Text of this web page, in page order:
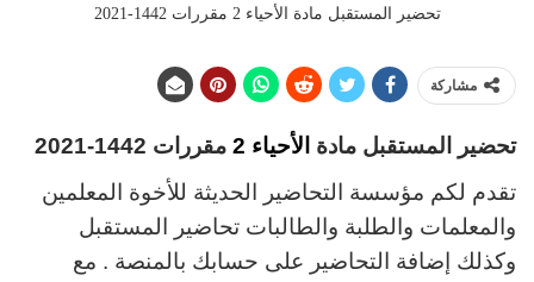
تحضير المستقبل مادة الأحياء 2 مقررات 1442-2021
مشاركة
تحضير المستقبل مادة الأحياء 2
مقررات 1442-2021
تقدم لكم مؤسسة التحاضير الحديثة للأخوة المعلمين
والمعلمات والطلبة والطالبات تحاضير المستقبل
وكذلك إضافة التحاضير على حسابك بالمنصة . مع